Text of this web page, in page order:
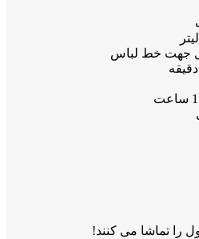
جهت خط لباس
را تماشا می کنند!